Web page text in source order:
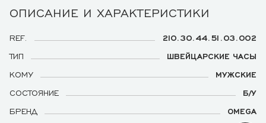
ОПИСАНИЕ И ХАРАКТЕРИСТИКИ
REF.
210.30.44.51.03.002
ТИП
ШВЕЙЦАРСКИЕ ЧАСЫ
КОМУ
МУЖСКИЕ
СОСТОЯНИЕ
Б/У
БРЕНД
OMEGA